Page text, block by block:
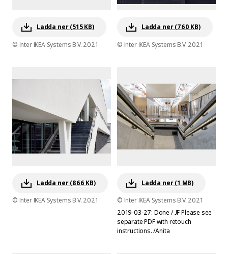
Ladda ner (515 KB)
© Inter IKEA Systems B.V. 2021
Ladda ner (760 KB)
© Inter IKEA Systems B.V. 2021
Ladda ner (866 KB)
© Inter IKEA Systems B.V. 2021
Ladda ner (1 MB)
© Inter IKEA Systems B.V. 2021
2019-03-27: Done / JF Please see
separate PDF with retouch
instructions. /Anita